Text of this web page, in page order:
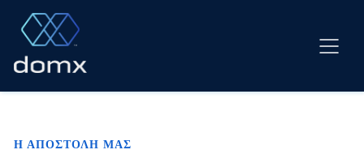
Μετάβαση
περιεχόμενο
Η ΑΠΟΣΤΟΛΗ ΜΑΣ